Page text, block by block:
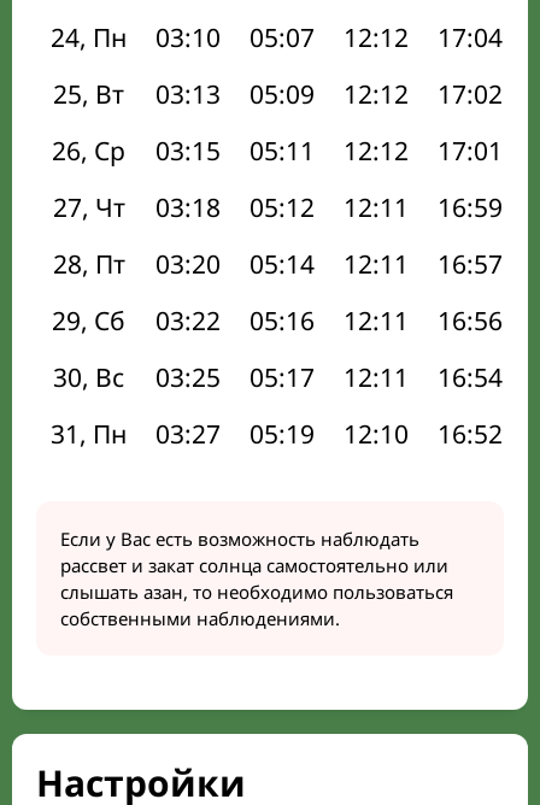
24, Пн
03:10 05:07 12:12 17:04
25, Вт
03:13 05:09 12:12 17:02
26, Ср
03:15 05:11 12:12 17:01
27, Чт
03:18 05:12 12:11 16:59
28, Пт
03:20 05:14 12:11 16:57
29, Сб
03:22 05:16 12:11 16:56
30, Вс
03:25 05:17 12:11 16:54
31, Пн
03:27 05:19 12:10 16:52
Если у Вас есть возможность наблюдать
рассвет и закат солнца самостоятельно или
слышать азан, то необходимо пользоваться
собственными наблюдениями.
Настройки